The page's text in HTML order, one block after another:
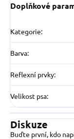
Doplňkové
Kategorie:
Barva:
Reflexní prvky:
Velikost psa:
Diskuze
Buďte první, kdo